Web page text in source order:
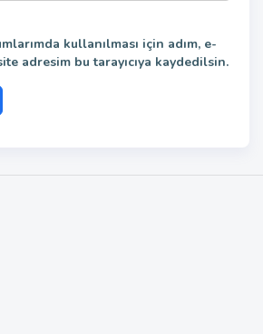
kullanılması için adım, e-
adresim bu tarayıcıya kaydedilsin.